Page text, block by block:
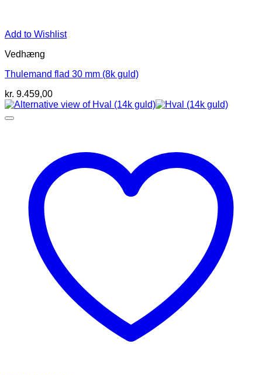
Add to Wishlist
Vedhæng
Thulemand flad 30 mm (8k guld)
kr. 9.459,00